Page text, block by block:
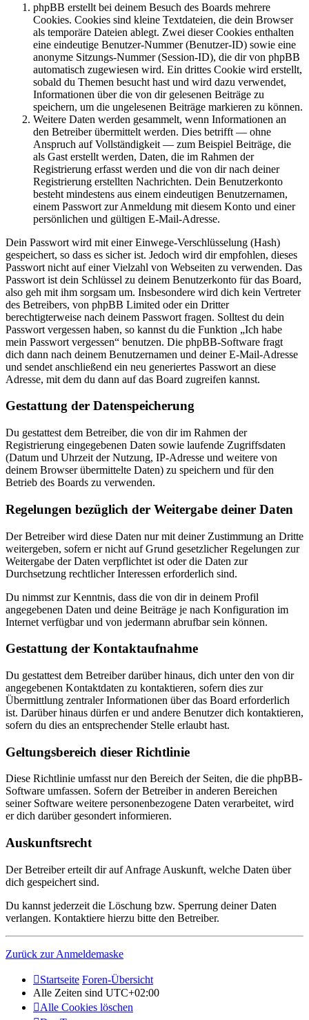
phpBB erstellt bei deinem Besuch des Boards mehrere
Cookies. Cookies sind kleine Textdateien, die dein Browser
als temporäre Dateien ablegt. Zwei dieser Cookies enthalten
eine eindeutige Benutzer-Nummer (Benutzer-ID) sowie eine
anonyme Sitzungs-Nummer (Session-ID), die dir von phpBB
automatisch zugewiesen wird. Ein drittes Cookie wird erstellt,
sobald du Themen besucht hast und wird dazu verwendet,
Informationen über die von dir gelesenen Beiträge zu
speichern, um die ungelesenen Beiträge markieren zu können.
Weitere Daten werden gesammelt, wenn Informationen an
den Betreiber übermittelt werden. Dies betrifft — ohne
Anspruch auf Vollständigkeit — zum Beispiel Beiträge, die
als Gast erstellt werden, Daten, die im Rahmen der
Registrierung erfasst werden und die von dir nach deiner
Registrierung erstellten Nachrichten. Dein Benutzerkonto
besteht mindestens aus einem eindeutigen Benutzernamen,
einem Passwort zur Anmeldung mit diesem Konto und einer
persönlichen und gültigen E-Mail-Adresse.
Dein Passwort wird mit einer Einwege-Verschlüsselung (Hash)
gespeichert, so dass es sicher ist. Jedoch wird dir empfohlen, dieses
Passwort nicht auf einer Vielzahl von Webseiten zu verwenden. Das
Passwort ist dein Schlüssel zu deinem Benutzerkonto für das Board,
also geh mit ihm sorgsam um. Insbesondere wird dich kein Vertreter
des Betreibers, von phpBB Limited oder ein Dritter
berechtigterweise nach deinem Passwort fragen. Solltest du dein
Passwort vergessen haben, so kannst du die Funktion „Ich habe
mein Passwort vergessen“ benutzen. Die phpBB-Software fragt
dich dann nach deinem Benutzernamen und deiner E-Mail-Adresse
und sendet anschließend ein neu generiertes Passwort an diese
Adresse, mit dem du dann auf das Board zugreifen kannst.
Gestattung der Datenspeicherung
Du gestattest dem Betreiber, die von dir im Rahmen der
Registrierung eingegebenen Daten sowie laufende Zugriffsdaten
(Datum und Uhrzeit der Nutzung, IP-Adresse und weitere von
deinem Browser übermittelte Daten) zu speichern und für den
Betrieb des Boards zu verwenden.
Regelungen bezüglich der Weitergabe deiner Daten
Der Betreiber wird diese Daten nur mit deiner Zustimmung an Dritte
weitergeben, sofern er nicht auf Grund gesetzlicher Regelungen zur
Weitergabe der Daten verpflichtet ist oder die Daten zur
Durchsetzung rechtlicher Interessen erforderlich sind.
Du nimmst zur Kenntnis, dass die von dir in deinem Profil
angegebenen Daten und deine Beiträge je nach Konfiguration im
Internet verfügbar und von jedermann abrufbar sein können.
Gestattung der Kontaktaufnahme
Du gestattest dem Betreiber darüber hinaus, dich unter den von dir
angegebenen Kontaktdaten zu kontaktieren, sofern dies zur
Übermittlung zentraler Informationen über das Board erforderlich
ist. Darüber hinaus dürfen er und andere Benutzer dich kontaktieren,
sofern du dies an entsprechender Stelle erlaubt hast.
Geltungsbereich dieser Richtlinie
Diese Richtlinie umfasst nur den Bereich der Seiten, die die phpBB-
Software umfassen. Sofern der Betreiber in anderen Bereichen
seiner Software weitere personenbezogene Daten verarbeitet, wird
er dich darüber gesondert informieren.
Auskunftsrecht
Der Betreiber erteilt dir auf Anfrage Auskunft, welche Daten über
dich gespeichert sind.
Du kannst jederzeit die Löschung bzw. Sperrung deiner Daten
verlangen. Kontaktiere hierzu bitte den Betreiber.
Zurück zur Anmeldemaske
Startseite Foren-Übersicht
Alle Zeiten sind UTC+02:00
Alle Cookies löschen